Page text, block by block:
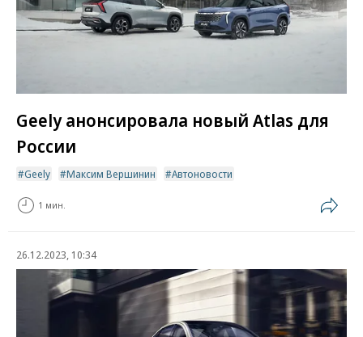
Geely анонсировала новый Atlas для
России
Geely Максим Вершинин Автоновости
1 мин.
26.12.2023, 10:34